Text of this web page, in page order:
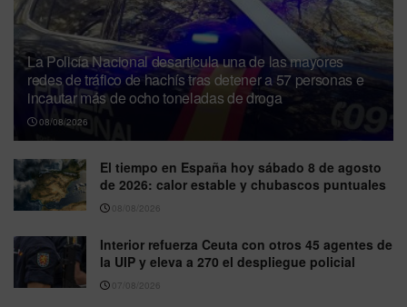
La Policía Nacional desarticula una de las mayores
redes de tráfico de hachís tras detener a 57 personas e
incautar más de ocho toneladas de droga
08/08/2026
El tiempo en España hoy sábado 8 de agosto
de 2026: calor estable y chubascos puntuales
08/08/2026
Interior refuerza Ceuta con otros 45 agentes de
la UIP y eleva a 270 el despliegue policial
07/08/2026